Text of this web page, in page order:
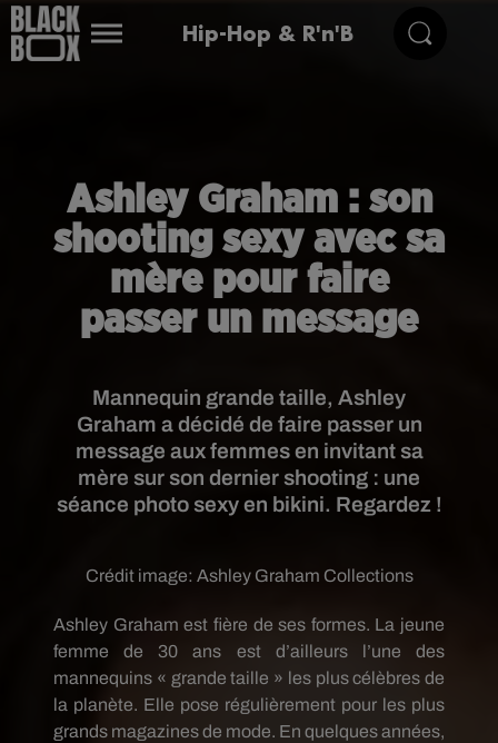
Hip-Hop & R'n'B
Ashley Graham : son
shooting sexy avec sa
mère pour faire
passer un message
Mannequin grande taille, Ashley
Graham a décidé de faire passer un
message aux femmes en invitant sa
mère sur son dernier shooting : une
séance photo sexy en bikini. Regardez !
Crédit image: Ashley Graham Collections
Ashley Graham est fière de ses formes. La jeune
femme
de 30 ans
est d’ailleurs l’une des
mannequins « grande taille » les plus célèbres de
la planète. Elle pose régulièrement pour les plus
grands magazines de mode. En quelques années,